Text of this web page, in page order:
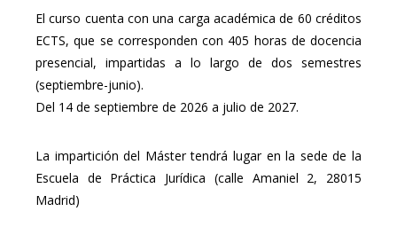
El curso cuenta con una carga académica de 60 créditos
ECTS, que se corresponden con 405 horas de docencia
presencial, impartidas a lo largo de dos semestres
(septiembre-junio).
Del 14 de septiembre de 2026 a julio de 2027.
La impartición del Máster tendrá lugar en la sede de la
Escuela de Práctica Jurídica (calle Amaniel 2, 28015
Madrid)